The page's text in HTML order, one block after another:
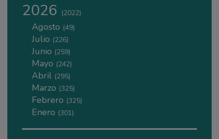
2026 (2022)
Agosto (49)
Julio (226)
Junio (259)
Mayo (242)
Abril (295)
Marzo (325)
Febrero (325)
Enero (301)